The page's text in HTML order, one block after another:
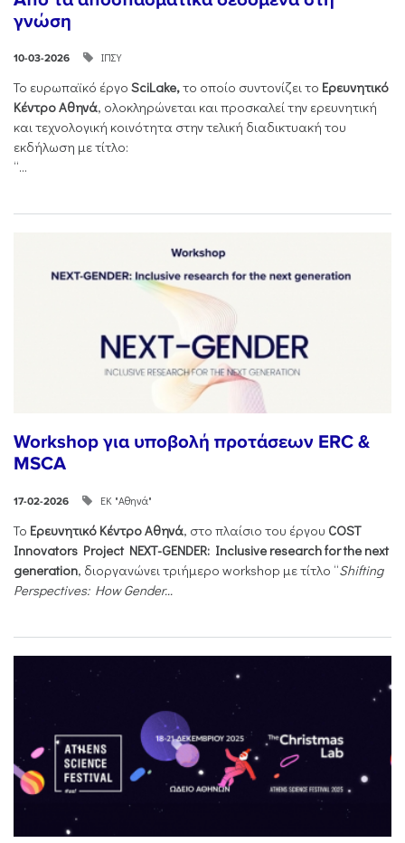
γνώση
10-03-2026 ΙΠΣΥ
Το ευρωπαϊκό έργο SciLake,το οποίο συντονίζει το Ερευνητικό
Κέντρο Αθηνά, ολοκληρώνεται και προσκαλεί την ερευνητική
και τεχνολογική κοινότητα στην τελική διαδικτυακή του
εκδήλωση με τίτλο:
“...
Workshop για υποβολή προτάσεων ERC &
MSCA
17-02-2026 ΕΚ "Αθηνά"
Το Ερευνητικό Κέντρο Αθηνά, στο πλαίσιο του έργου COST
Innovators Project NEXT-GENDER: Inclusive research for the next
generation, διοργανώνει τριήμερο workshop με τίτλο “Shifting
Perspectives: How Gender...